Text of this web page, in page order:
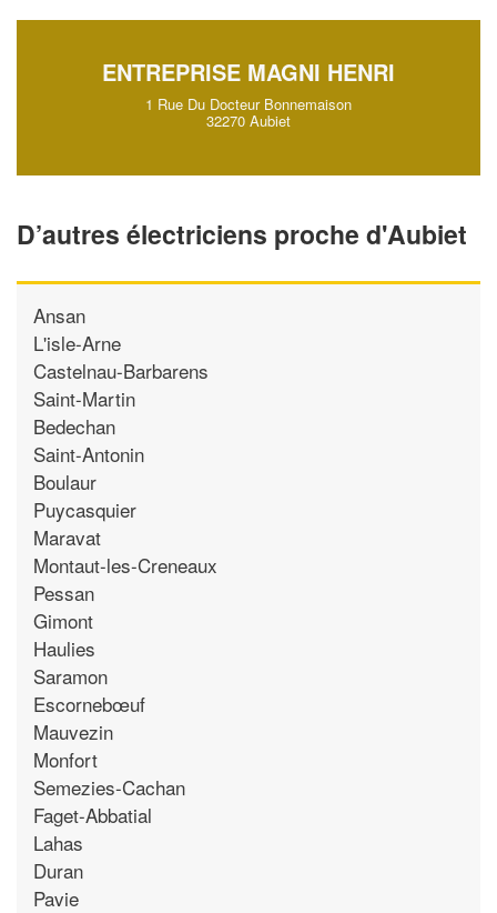
ENTREPRISE MAGNI HENRI
1 Rue Du Docteur Bonnemaison
32270 Aubiet
D’autres électriciens proche d'Aubiet
Ansan
L'isle-Arne
Castelnau-Barbarens
Saint-Martin
Bedechan
Saint-Antonin
Boulaur
Puycasquier
Maravat
Montaut-les-Creneaux
Pessan
Gimont
Haulies
Saramon
Escornebœuf
Mauvezin
Monfort
Semezies-Cachan
Faget-Abbatial
Lahas
Duran
Pavie